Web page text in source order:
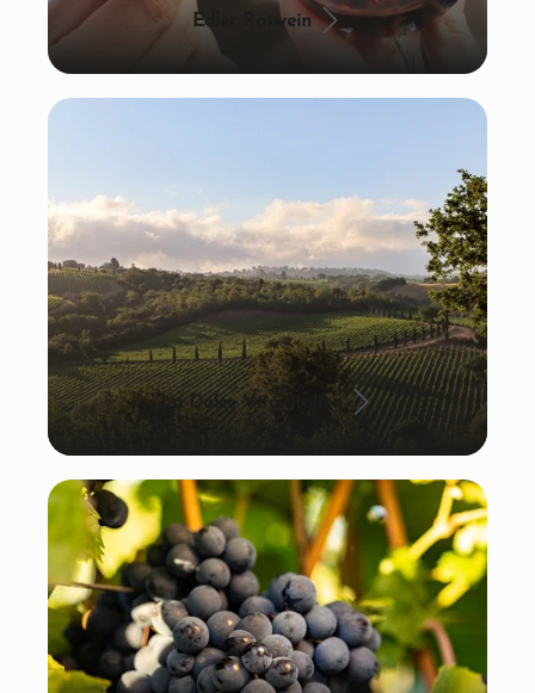
Edler Rotwein
La Dolce Vita: Italien